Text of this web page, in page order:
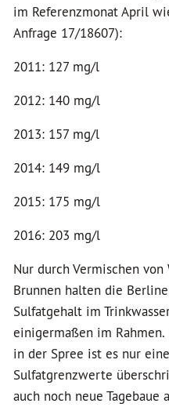
im Referenzmonat April
Anfrage 17/18607):
2011: 127 mg/l
2012: 140 mg/l
2013: 157 mg/l
2014: 149 mg/l
2015: 175 mg/l
2016: 203 mg/l
Nur durch Vermischen von
Brunnen halten die
Sulfatgehalt im
einigermaßen im Rahmen.
in der Spree ist es nur
Sulfatgrenzwerte
auch noch neue Tagebaue